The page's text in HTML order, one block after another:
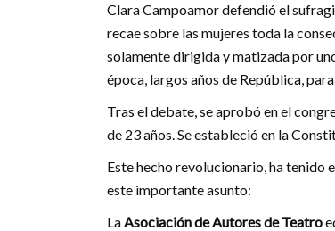
Clara Campoamor defendió el
recae sobre las mujeres toda la
solamente dirigida y matizada por
época, largos años de República,
Tras el debate, se aprobó en el
de 23 años. Se estableció en la
Este hecho revolucionario, ha tenido
este importante asunto:
LaAsociación de Autores de Teatro